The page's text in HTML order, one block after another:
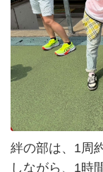
絆の部は、1周
しながら、1時